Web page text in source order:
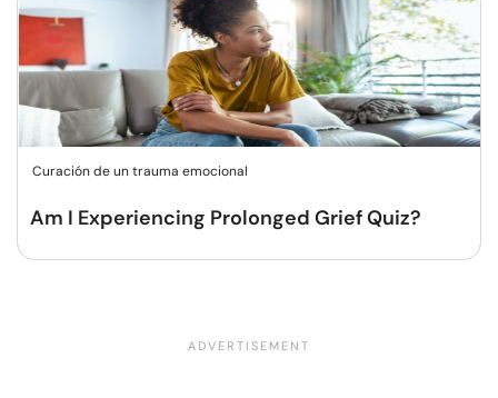
Curación de un trauma emocional
Am I Experiencing Prolonged Grief Quiz?